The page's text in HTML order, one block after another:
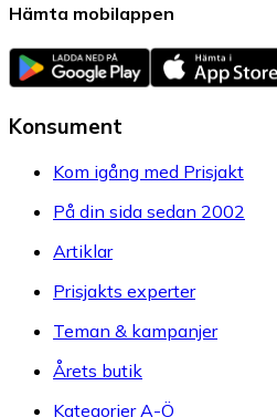
Hämta mobilappen
Konsument
Kom igång med Prisjakt
På din sida sedan 2002
Artiklar
Prisjakts experter
Teman & kampanjer
Årets butik
Kategorier A-Ö